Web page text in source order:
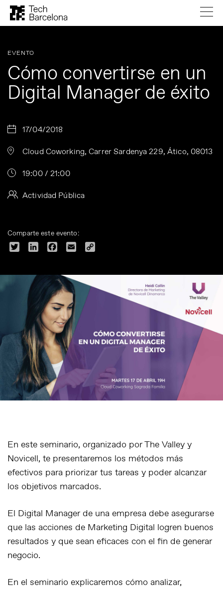
EVENTO
Cómo convertirse en un
Digital Manager de éxito
17/04/2018
Cloud Coworking, Carrer Sardenya 229, Ático, 08013
19:00 / 21:00
Actividad Pública
Comparte este evento:
Twitter LinkedInFacebook
Email
En este seminario, organizado por The Valley y
Novicell, te presentaremos los métodos más
efectivos para priorizar tus tareas y poder alcanzar
los objetivos marcados.
El Digital Manager de una empresa debe asegurarse
que las acciones de Marketing Digital logren buenos
resultados y que sean eficaces con el fin de generar
negocio.
En el seminario explicaremos cómo analizar,